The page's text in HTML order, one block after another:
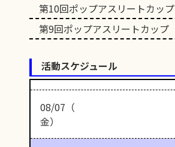
第10回ポップアスリートカップ
第9回ポップアスリートカップ
活動スケジュール
08/07（
金）